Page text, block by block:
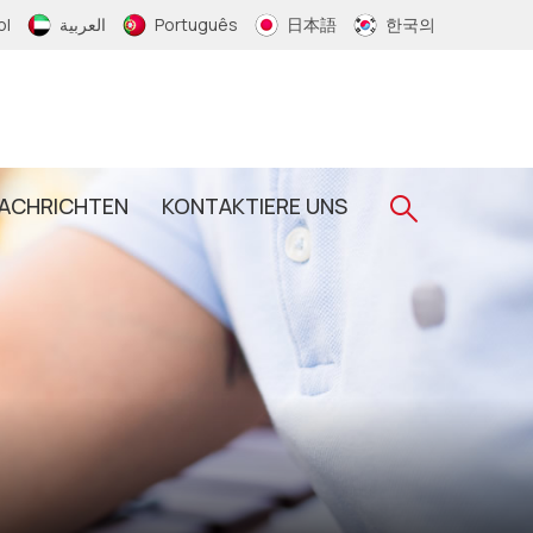
العربية Português 日本語 한국의
KONTAKTIERE UNS